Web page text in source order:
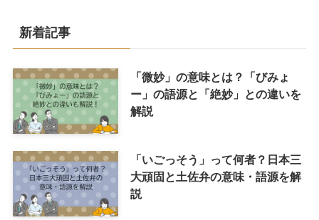
新着記事
「微妙」の意味とは？「びみょ
ー」の語源と「絶妙」との違いを
解説
「いごっそう」って何者？日本三
大頑固と土佐弁の意味・語源を解
説